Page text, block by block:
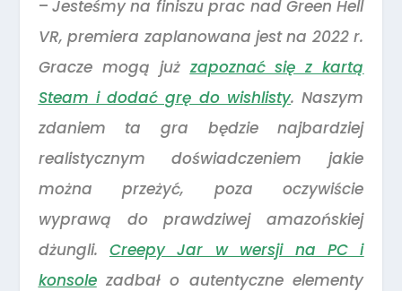
– Jesteśmy na finiszu prac nad Green Hell
VR, premiera zaplanowana jest na 2022 r.
Gracze mogą już zapoznać się z kartą
Steam i dodać grę do wishlisty. Naszym
zdaniem ta gra będzie najbardziej
realistycznym doświadczeniem jakie
można przeżyć, poza oczywiście
wyprawą do prawdziwej amazońskiej
dżungli. Creepy Jar w wersji na PC i
konsolezadbał o autentyczne elementy